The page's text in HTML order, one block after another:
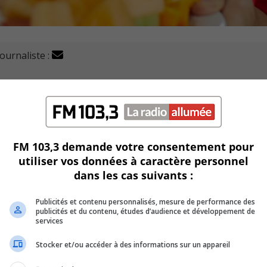
:
du géant du commerce au détail Amazon.
alimentaire dans les écoles où il est présent à
pour offrir 300 000 repas aux enfants cette année.
afin de l’aider à servir 155 000 petits déjeuners de plus
vont faire du bénévolat dans les collectivités où le Club
FM 103,3 demande votre consentement pour
utiliser vos données à caractère personnel
dans les cas suivants :
Publicités et contenu personnalisés, mesure de performance des
publicités et du contenu, études d’audience et développement de
services
Stocker et/ou accéder à des informations sur un appareil